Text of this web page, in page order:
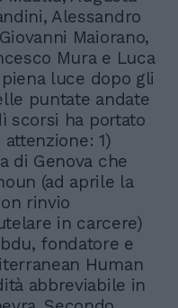
Alessandro
Maiorano,
Mura e Luca
luce dopo gli
puntate andate
scorsi ha portato
1)
di Genova che
(ad aprile la
rinvio
in carcere)
fondatore e
Human
abbreviabile in